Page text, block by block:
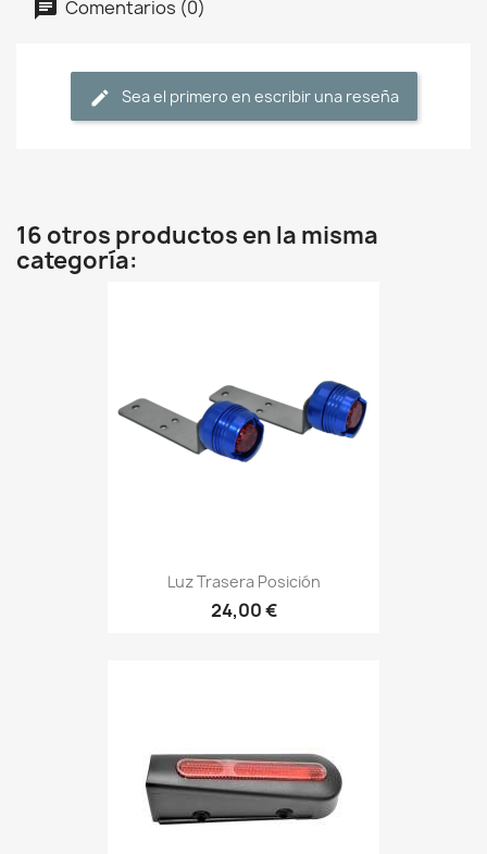
Comentarios (0)
Sea el primero en escribir una reseña
16 otros productos en la misma
categoría:
Luz Trasera Posición
24,00 €